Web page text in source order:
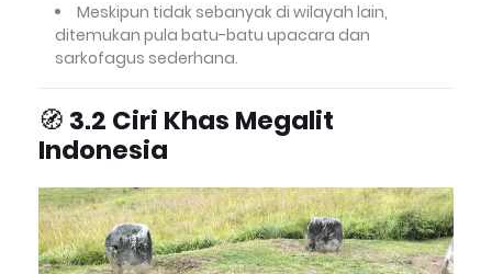
Meskipun tidak sebanyak di wilayah lain,
ditemukan pula batu-batu upacara dan
sarkofagus sederhana.
🧭 3.2 Ciri Khas Megalit
Indonesia